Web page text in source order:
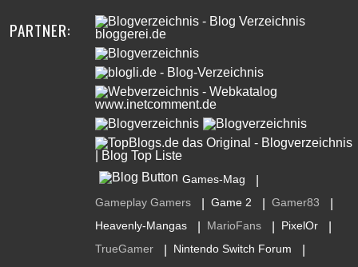
PARTNER:
Games-Mag
Gameplay Gamers Game 2 Gamer83
Heavenly-Mangas MarioFans PixelOr
TrueGamer Nintendo Switch Forum